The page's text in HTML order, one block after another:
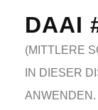
DAAI
(MITTLERE
IN DIESER
ANWENDEN.